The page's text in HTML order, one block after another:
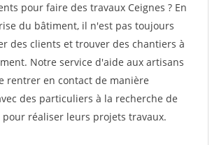
pour faire des travaux Ceignes ? En
du bâtiment, il n'est pas toujours
des clients et trouver des chantiers à
Notre service d'aide aux artisans
rentrer en contact de manière
des particuliers à la recherche de
réaliser leurs projets travaux.